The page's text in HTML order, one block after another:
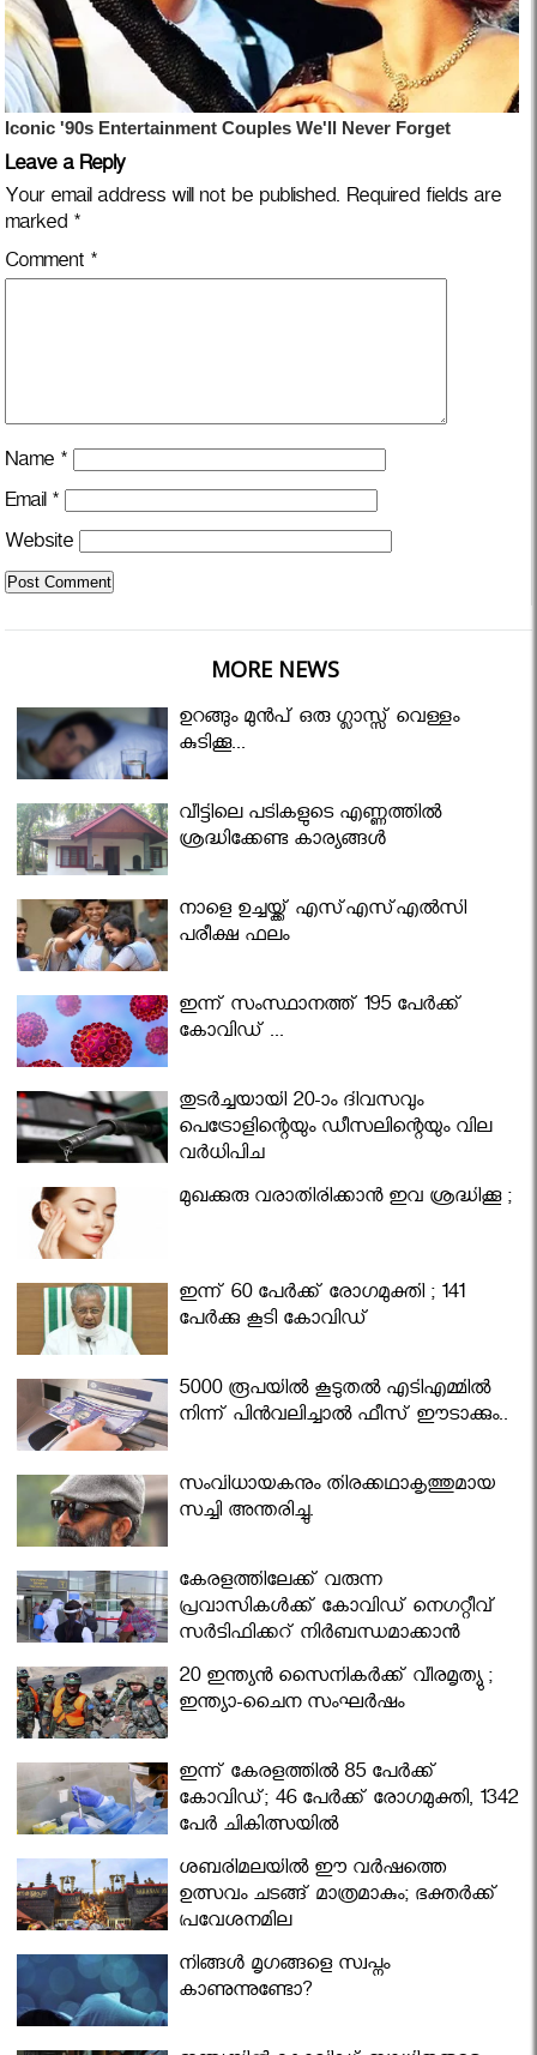
Leave a Reply
Your email address will not be published. Required fields are
marked *
Comment *
Name *
Email *
Website
MORE NEWS
ഉറങ്ങും മുന്‍പ് ഒരു ഗ്ലാസ്സ് വെള്ളം
കുടിക്കൂ...
വീട്ടിലെ പടികളുടെ എണ്ണത്തിൽ
ശ്രദ്ധിക്കേണ്ട കാര്യങ്ങൾ
നാളെ ഉച്ചയ്ക്ക് എസ്എസ്എല്‍സി
പരീക്ഷ ഫലം
ഇന്ന് സംസ്ഥാനത്ത് 195 പേര്‍ക്ക്
കോവിഡ് ...
തുടർച്ചയായി 20-ാം ദിവസവും
പെട്രോളിന്റെയും ഡീസലിന്റെയും വില
വര്‍ധിപ്പിച്ചു
മുഖക്കുരു വരാതിരിക്കാന്‍ ഇവ ശ്രദ്ധിക്കൂ ;
ഇന്ന് 60 പേർക്ക് രോഗമുക്തി ; 141
പേര്‍ക്കു കൂടി കോവിഡ്
5000 രൂപയിൽ കൂടുതൽ എടിഎമ്മിൽ
നിന്ന് പിൻവലിച്ചാൽ ഫീസ് ഈടാക്കും..
സംവിധായകനും തിരക്കഥാകൃത്തുമായ
സച്ചി അന്തരിച്ചു.
കേരളത്തിലേക്ക് വരുന്ന
പ്രവാസികള്‍ക്ക് കോവിഡ് നെഗറ്റീവ്
സര്‍ട്ടിഫിക്കറ്റ് നിർബന്ധമാക്കാൻ
മന്ത്രിസഭ
20 ഇന്ത്യൻ സൈനികർക്ക് വീരമൃത്യു ;
ഇന്ത്യാ-ചൈന സംഘർഷം
ഇന്ന് കേരളത്തിൽ 85 പേർക്ക്
കോവിഡ്; 46 പേർക്ക് രോഗമുക്തി, 1342
പേർ ചികിത്സയിൽ
ശബരിമലയില്‍ ഈ വർഷത്തെ
ഉത്സവം ചടങ്ങ് മാത്രമാകും; ഭക്തർക്ക്
പ്രവേശനമില്ല
നിങ്ങള്‍ മൃഗങ്ങളെ സ്വപ്നം
കാണുന്നുണ്ടോ?